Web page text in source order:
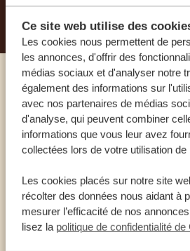
Ce site web utilise des
Les cookies nous permettent de
les annonces, d'offrir des
médias sociaux et d'analyser notre
également des informations sur
avec nos partenaires de médias
d'analyse, qui peuvent combiner
informations que vous leur avez
collectées lors de votre utilisation
Les cookies placés sur notre site
récolter des données nous aidant à
mesurer l’efficacité de nos
lisez la politique de confidentialité de
Appelez un
NOS SPÉCIALISTES SONT
FR:+33 2 57
AUTRES